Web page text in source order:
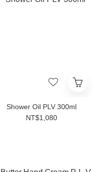
Shower Oil PLV 300ml
NT$1,080